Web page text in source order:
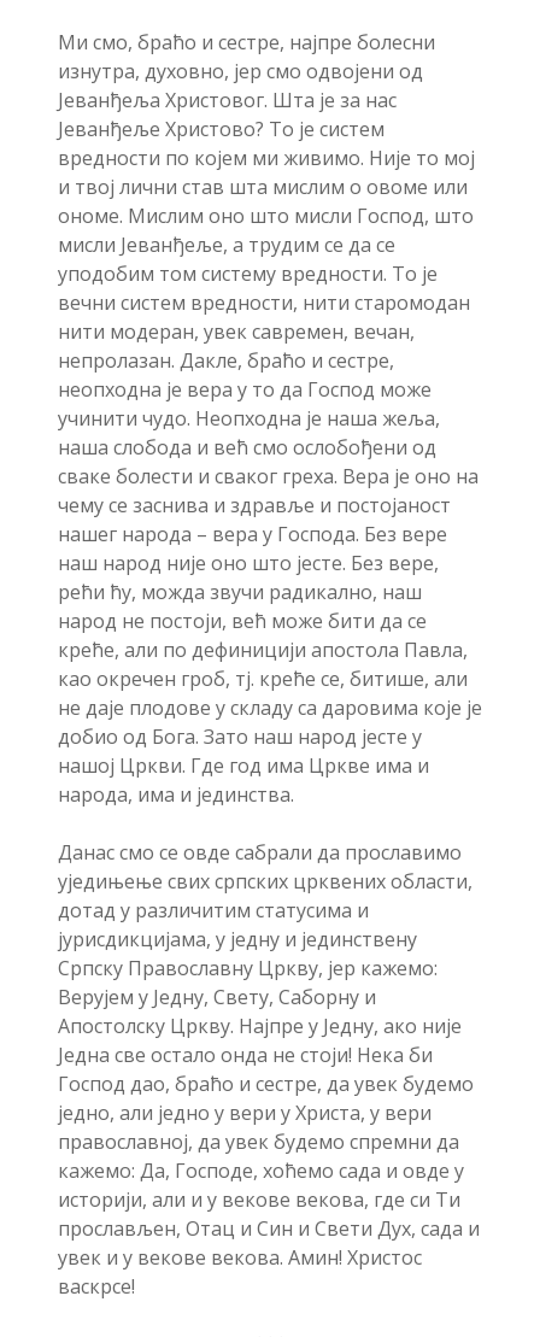
Ми смо, браћо и сестре, најпре болесни
изнутра, духовно, јер смо одвојени од
Јеванђеља Христовог. Шта је за нас
Јеванђеље Христово? То је систем
вредности по којем ми живимо. Није то мој
и твој лични став шта мислим о овоме или
ономе. Мислим оно што мисли Господ, што
мисли Јеванђеље, а трудим се да се
уподобим том систему вредности. То је
вечни систем вредности, нити старомодан
нити модеран, увек савремен, вечан,
непролазан. Дакле, браћо и сестре,
неопходна је вера у то да Господ може
учинити чудо. Неопходна је наша жеља,
наша слобода и већ смо ослобођени од
сваке болести и сваког греха. Вера је оно на
чему се заснива и здравље и постојаност
нашег народа – вера у Господа. Без вере
наш народ није оно што јесте. Без вере,
рећи ћу, можда звучи радикално, наш
народ не постоји, већ може бити да се
креће, али по дефиницији апостола Павла,
као окречен гроб, тј. креће се, битише, али
не даје плодове у складу са даровима које је
добио од Бога. Зато наш народ јесте у
нашој Цркви. Где год има Цркве има и
народа, има и јединства.
Данас смо се овде сабрали да прославимо
уједињење свих српских црквених области,
дотад у различитим статусима и
јурисдикцијама, у једну и јединствену
Српску Православну Цркву, јер кажемо:
Верујем у Једну, Свету, Саборну и
Апостолску Цркву. Најпре у Једну, ако није
Једна све остало онда не стоји! Нека би
Господ дао, браћо и сестре, да увек будемо
једно, али једно у вери у Христа, у вери
православној, да увек будемо спремни да
кажемо: Да, Господе, хоћемо сада и овде у
историји, али и у векове векова, где си Ти
прослављен, Отац и Син и Свети Дух, сада и
увек и у векове векова. Амин! Христос
васкрсе!